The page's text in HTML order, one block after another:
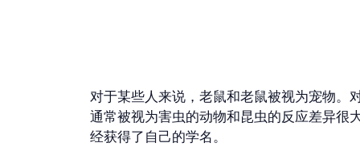
对于某些人来说，老鼠和老鼠被视为宠物。
通常被视为害虫的动物和昆虫的反应差异很
经获得了自己的学名。